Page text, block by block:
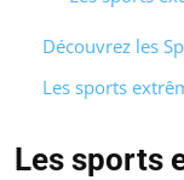
Découvrez les
Les sports
Les sports